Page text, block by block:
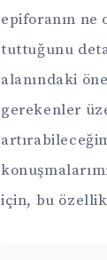
epiforanın ne
tuttuğunu
alanındaki
gerekenler
için, bu